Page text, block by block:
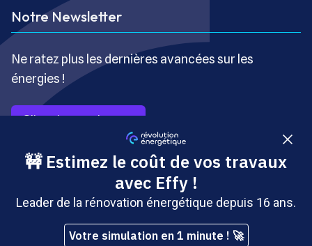
Notre Newsletter
Ne ratez plus les dernières avancées sur les
énergies !
S’inscrire gratuitement
Copyright © Révolution Énergétique - Tous droits réservés
- Site édité par Saabre SAS, une société du groupe
Brakson